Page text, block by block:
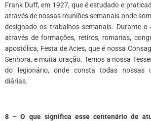
Frank Duff, em 1927, que é estudado e
através de nossas reuniões semanais onde
designado os trabalhos semanais. Durante o
através de formações, retiros, romarias,
apostólica, Festa de Acies, que é nossa
Senhora, e muita oração. Temos a nossa
do legionário, onde consta todas nossas
diárias.
8 – O que significa esse centenário de